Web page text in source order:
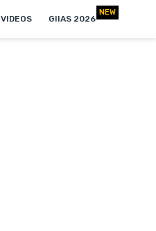
VIDEOS GIIAS 2026
NEW